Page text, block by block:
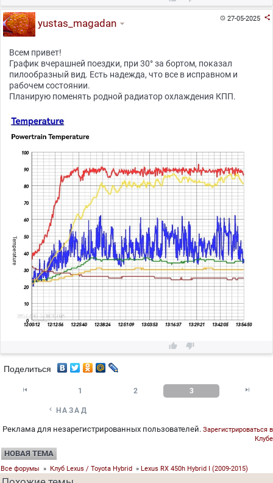
27-05-2025 
yustas_magadan
Всем привет!
График вчерашней поездки, при 30° за бортом, показал
пилообразный вид. Есть надежда, что все в исправном и
рабочем состоянии.
Планирую поменять родной радиатор охлаждения КПП.
 
Поделиться
 1 2 3 
 НАЗАД
Реклама для незарегистрированных пользователей. Зарегистрироваться в
Клубе
НОВАЯ ТЕМА
Все форумы » Клуб Lexus / Toyota Hybrid » Lexus RX 450h Hybrid I (2009-2015)